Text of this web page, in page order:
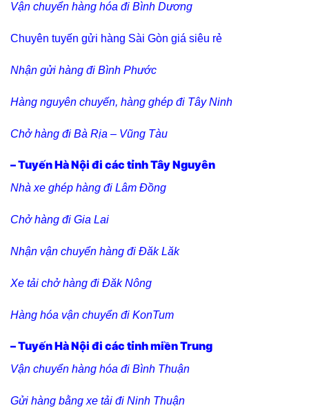
Vận chuyển hàng hóa đi Bình Dương
Chuyên tuyến gửi hàng Sài Gòn giá siêu rẻ
Nhận gửi hàng đi Bình Phước
Hàng nguyên chuyến, hàng ghép đi Tây Ninh
Chở hàng đi Bà Rịa – Vũng Tàu
– Tuyến Hà Nội đi các tỉnh Tây Nguyên
Nhà xe ghép hàng đi Lâm Đồng
Chở hàng đi Gia Lai
Nhận vận chuyển hàng đi Đăk Lăk
Xe tải chở hàng đi Đăk Nông
Hàng hóa vận chuyển đi KonTum
– Tuyến Hà Nội đi các tỉnh miền Trung
Vận chuyển hàng hóa đi Bình Thuận
Gửi hàng bằng xe tải đi Ninh Thuận